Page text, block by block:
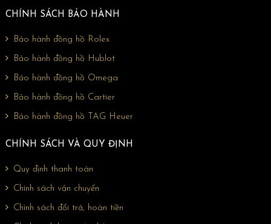
CHÍNH SÁCH BẢO HÀNH
Bảo hành đồng hồ Rolex
Bảo hành đồng hồ Hublot
Bảo hành đồng hồ Omega
Bảo hành đồng hồ Cartier
Bảo hành đồng hồ TAG Heuer
CHÍNH SÁCH VÀ QUY ĐỊNH
Quy định thanh toán
Chính sách vận chuyển
Chính sách đổi trả, hoàn tiền